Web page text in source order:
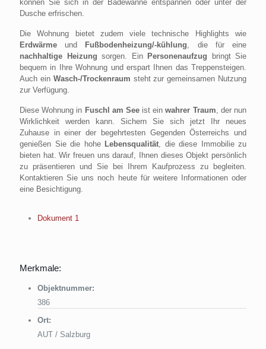
können Sie sich in der Badewanne entspannen oder unter der
Dusche erfrischen.
Die Wohnung bietet zudem viele technische Highlights wie
Erdwärmeund Fußbodenheizung/-kühlung , die für eine
nachhaltige Heizung sorgen. Ein Personenaufzug
bringt Sie
bequem in Ihre Wohnung und erspart Ihnen das Treppensteigen.
Auch ein Wasch-/Trockenraum steht zur gemeinsamen Nutzung
zur Verfügung.
Diese Wohnung in Fuschl am Seeist einwahrer Traum , der nun
Wirklichkeit werden kann. Sichern Sie sich jetzt Ihr neues
Zuhause in einer der begehrtesten Gegenden Österreichs und
genießen Sie die hohe Lebensqualität , die diese Immobilie zu
bieten hat. Wir freuen uns darauf, Ihnen dieses Objekt persönlich
zu präsentieren und Sie bei Ihrem Kaufprozess zu begleiten.
Kontaktieren Sie uns noch heute für weitere Informationen oder
eine Besichtigung.
Dokument 1
Merkmale:
Objektnummer:
386
Ort:
AUT / Salzburg